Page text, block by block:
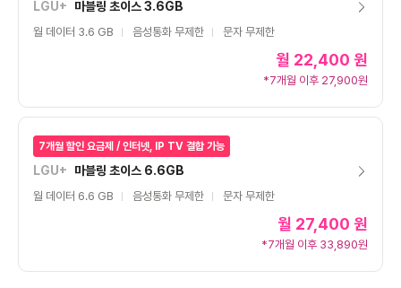
LGU+ 마블링 초이스 3.6GB
월 데이터 3.6 GB 음성통화 무제한 문자 무제한
월 22,400 원
*7개월 이후 27,900원
7개월 할인 요금제 / 인터넷, IP TV 결합 가능
LGU+ 마블링 초이스 6.6GB
월 데이터 6.6 GB 음성통화 무제한 문자 무제한
월 27,400 원
*7개월 이후 33,890원